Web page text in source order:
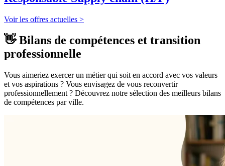
Voir les offres actuelles >
👋 Bilans de compétences et transition
professionnelle
Vous aimeriez exercer un métier qui soit en accord avec vos valeurs
et vos aspirations ? Vous envisagez de vous reconvertir
professionnellement ? Découvrez notre sélection des meilleurs bilans
de compétences par ville.